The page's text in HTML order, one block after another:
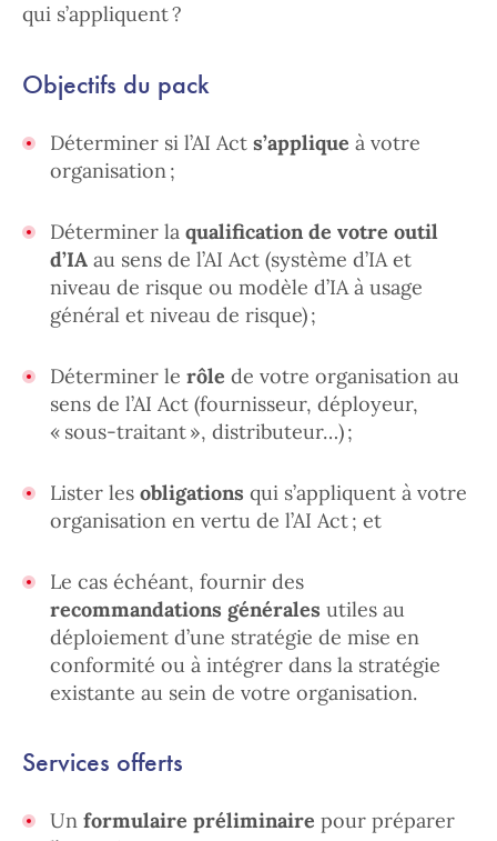
qui s’appliquent ?
Objectifs du pack
Déterminer si l’AI Act s’applique à votre
organisation ;
Déterminer la qualification de votre outil
d’IA au sens de l’AI Act (système d’IA et
niveau de risque ou modèle d’IA à usage
général et niveau de risque) ;
Déterminer le rôle de votre organisation au
sens de l’AI Act (fournisseur, déployeur,
« sous-traitant », distributeur…) ;
Lister les obligations qui s’appliquent à votre
organisation en vertu de l’AI Act ; et
Le cas échéant, fournir des
recommandations générales utiles au
déploiement d’une stratégie de mise en
conformité ou à intégrer dans la stratégie
existante au sein de votre organisation.
Services offerts
Un formulaire préliminaire pour préparer